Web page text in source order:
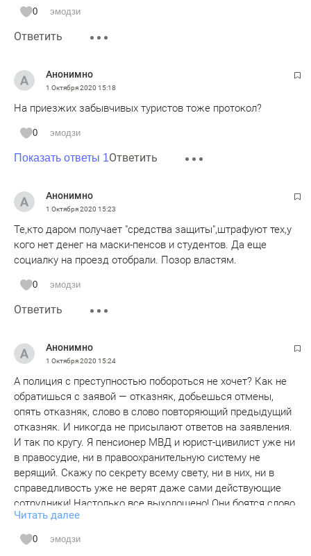
0 эмодзи
Ответить
Анонимно
1 Октября 2020 15:18
На приезжих забывчивых туристов тоже протокол?
0 эмодзи
Показать ответы 1Ответить
Анонимно
1 Октября 2020 15:23
Те,кто даром получает "средства защиты",штрафуют тех,у
кого нет денег на маски-пенсов и студентов. Да еще
социалку на проезд отобрали. Позор властям.
0 эмодзи
Ответить
Анонимно
1 Октября 2020 15:24
А полиция с преступностью побороться не хочет? Как не
обратишься с заявой — отказняк, добьешься отмены,
опять отказняк, слово в слово повторяющий предыдущий
отказняк. И никогда не присылают ответов на заявления.
И так по кругу. Я пенсионер МВД и юрист-цивилист уже ни
в правосудие, ни в правоохранительную систему не
верящий. Скажу по секрету всему свету, ни в них, ни в
справедливость уже не верят даже сами действующие
сотрудники! Настолько все выхолощено! Они боятся слово
лишнее сказать, замечание правонарушителю сделать.
Только по команде "сделать то-то" работают. Как роботы.
За редчайши м исключением. Не дай бог маску дома
Читать далее
0 эмодзи